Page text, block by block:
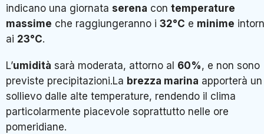
indicano una giornata serena con temperature
massime che raggiungeranno i 32°C e minime
ai 23°C.
L’umidità sarà moderata, attorno al 60%, e non sono
previste precipitazioni.La brezza marina apporterà un
sollievo dalle alte temperature, rendendo il clima
particolarmente piacevole soprattutto nelle ore
pomeridiane.